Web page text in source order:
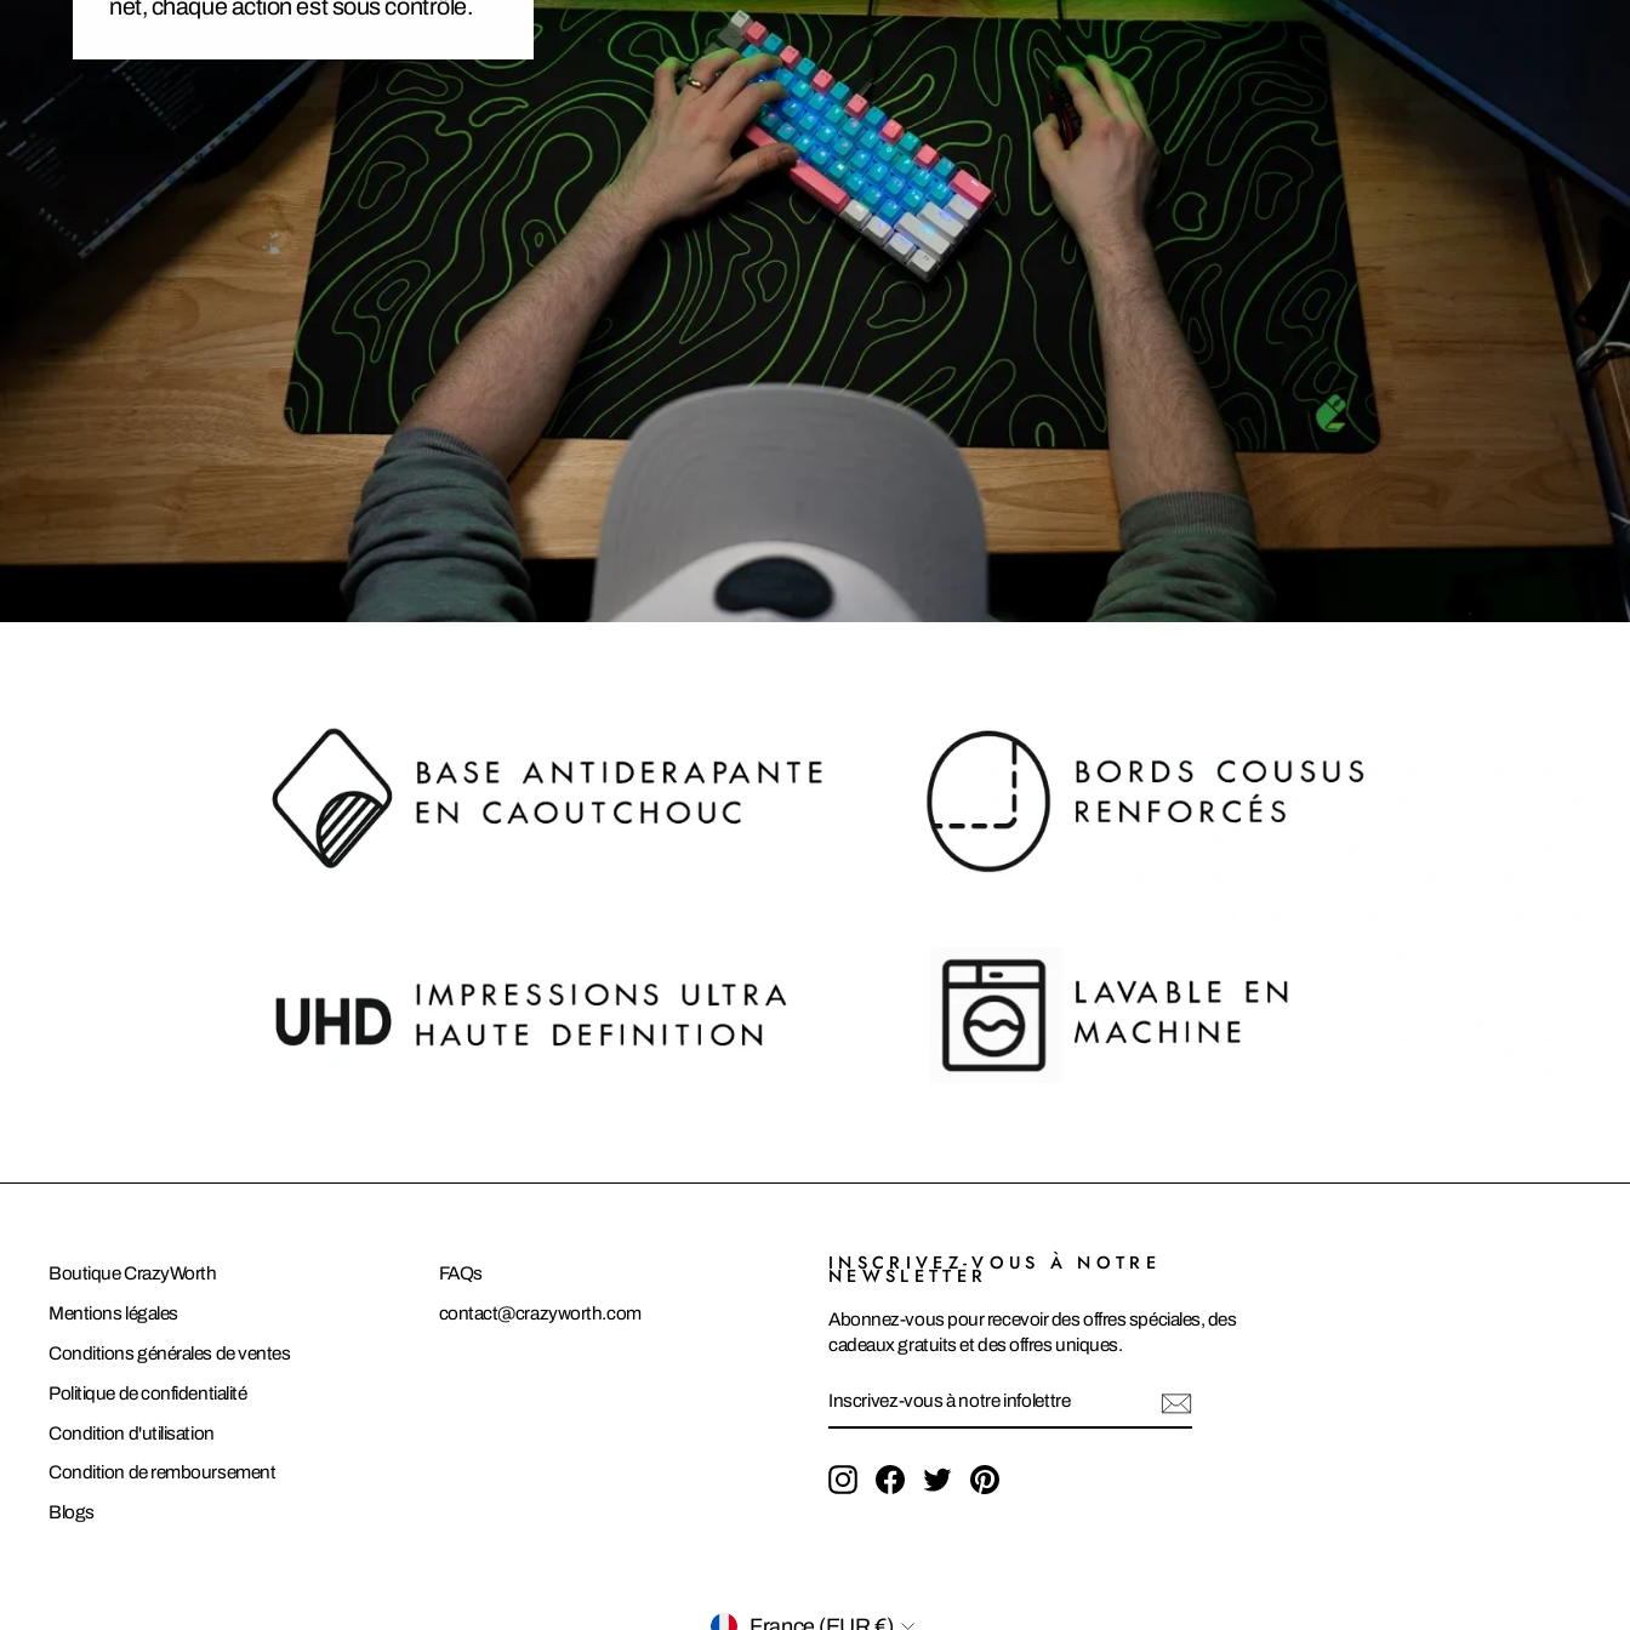
net, chaque action est sous contrôle.
Boutique CrazyWorth
Mentions légales
Conditions générales de ventes
Politique de confidentialité
Condition d'utilisation
Condition de remboursement
Blogs
FAQs
contact@crazyworth.com
INSCRIVEZ-VOUS À NOTRE
NEWSLETTER
Abonnez-vous pour recevoir des offres spéciales, des
cadeaux gratuits et des offres uniques.
VOUS
À
INFOLETTRE
InstagramFacebook
TwitterPinterest
DEVISE